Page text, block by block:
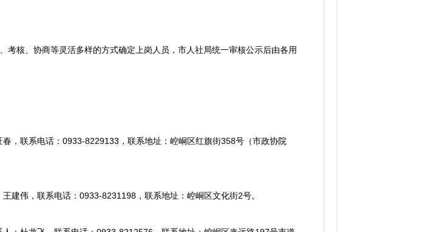
核、协商等灵活多样的方式确定上岗人员，市人社局统一审核公示后由各用
联系电话：0933-8229133，联系地址：崆峒区红旗街358号（市政协院
伟，联系电话：0933-8231198，联系地址：崆峒区文化街2号。